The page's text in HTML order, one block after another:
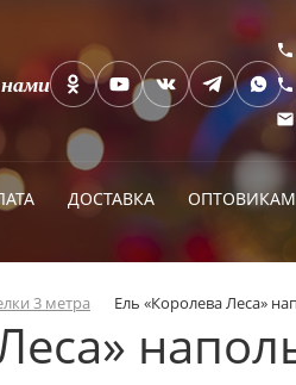
ДОСТАВКА ОПТОВИКАМ
3 метра Ель «Королева Леса»